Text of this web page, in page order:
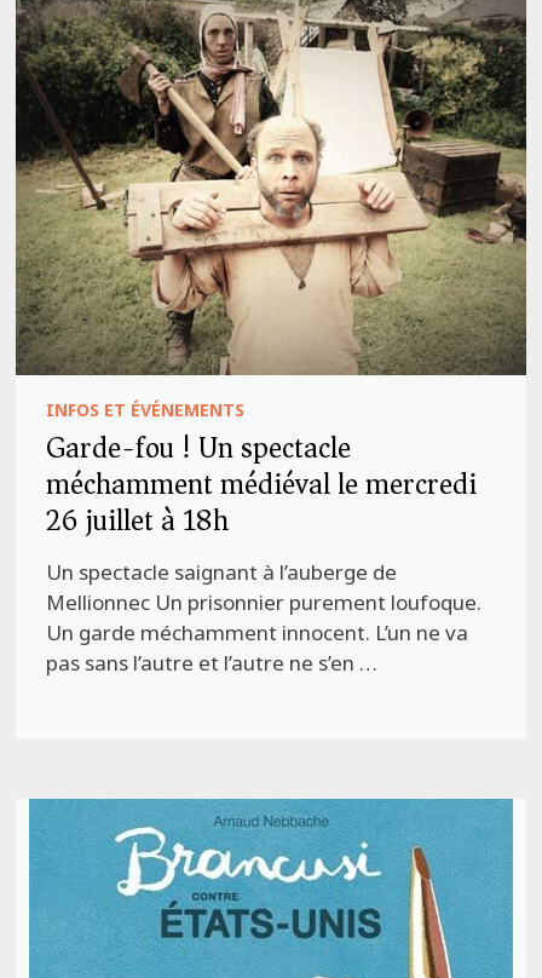
INFOS ET ÉVÉNEMENTS
Garde-fou ! Un spectacle
méchamment médiéval le mercredi
26 juillet à 18h
Un spectacle saignant à l’auberge de
Mellionnec Un prisonnier purement loufoque.
Un garde méchamment innocent. L’un ne va
pas sans l’autre et l’autre ne s’en …